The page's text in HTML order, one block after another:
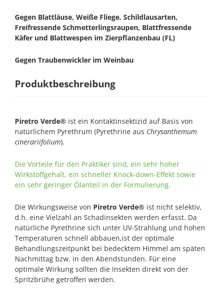
Gegen Blattläuse, Weiße Fliege, Schildlausarten,
Freifressende Schmetterlingsraupen, Blattfressende
Käfer und Blattwespen im Zierpflanzenbau (FL)
Gegen Traubenwickler im Weinbau
Produktbeschreibung
Piretro Verde® ist ein Kontaktinsektizid auf Basis von
natürlichem Pyrethrum (Pyrethrine aus Chrysanthemum
cinerariifolium).
Die Vorteile für den Praktiker sind, ein sehr hoher
Wirkstoffgehalt, ein schneller Knock-down-Effekt sowie
ein sehr geringer Ölanteil in der Formulierung.
Die Wirkungsweise von Piretro Verde® ist nicht selektiv,
d.h. eine Vielzahl an Schadinsekten werden erfasst. Da
natürliche Pyrethrine sich unter UV-Strahlung und hohen
Temperaturen schnell abbauen,ist der optimale
Behandlungszeitpunkt bei bedecktem Himmel am späten
Nachmittag bzw. in den Abendstunden. Für eine
optimale Wirkung sollten die Insekten direkt von der
Spritzbrühe getroffen werden.